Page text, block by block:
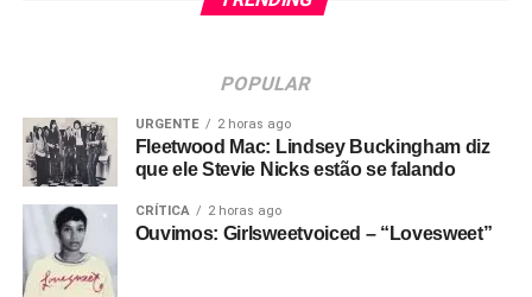
POPULAR
URGENTE 2 horas ago
Fleetwood Mac: Lindsey Buckingham diz
que ele Stevie Nicks estão se falando
CRÍTICA 2 horas ago
Ouvimos: Girlsweetvoiced – “Lovesweet”